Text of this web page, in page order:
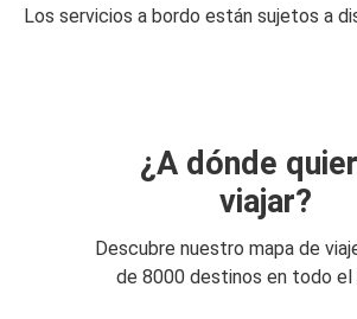
Los servicios a bordo están sujetos a
¿A dónde
viajar?
Descubre nuestro mapa de
de 8000 destinos en todo el